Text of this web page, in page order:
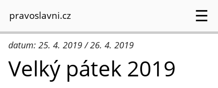
pravoslavni.cz ☰
datum: 25. 4. 2019 / 26. 4. 2019
Velký pátek 2019